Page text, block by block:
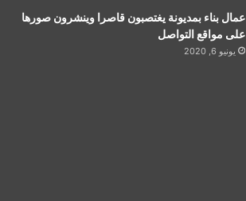
عمال بناء بمديونة يغتصبون قاصرا وينشرون صورها
على مواقع التواصل
يونيو 6, 2020